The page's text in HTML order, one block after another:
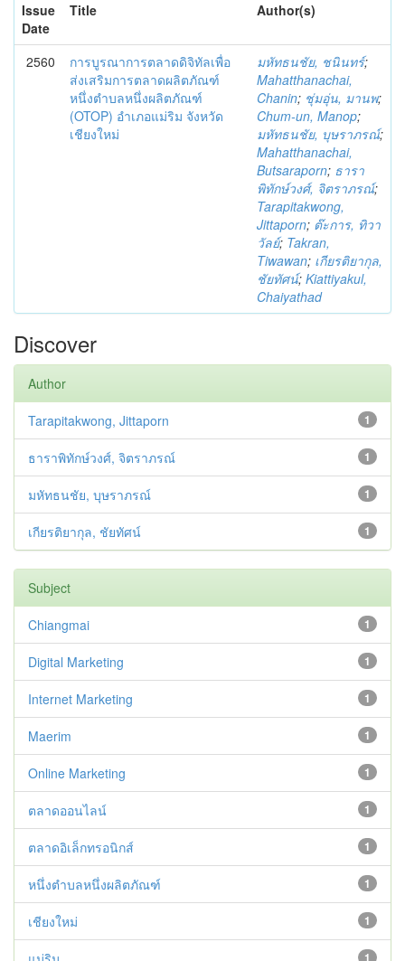
Issue
Date
Title Author(s)
2560
การบูรณาการตลาดดิจิทัลเพื่อ
ส่งเสริมการตลาดผลิตภัณฑ์
หนึ่งตำบลหนึ่งผลิตภัณฑ์
(OTOP) อำเภอแม่ริม จังหวัด
เชียงใหม่
มหัทธนชัย, ชนินทร์;
Mahatthanachai,
Chanin; ชุ่มอุ่น, มานพ;
Chum-un, Manop;
มหัทธนชัย, บุษราภรณ์;
Mahatthanachai,
Butsaraporn; ธารา
พิทักษ์วงศ์, จิตราภรณ์;
Tarapitakwong,
Jittaporn; ต๊ะการ, ทิวา
วัลย์; Takran,
Tiwawan; เกียรติยากุล,
ชัยทัศน์; Kiattiyakul,
Chaiyathad
Discover
Author
1
Tarapitakwong, Jittaporn
1
ธาราพิทักษ์วงศ์, จิตราภรณ์
1
มหัทธนชัย, บุษราภรณ์
1
เกียรติยากุล, ชัยทัศน์
Subject
1
Chiangmai
1
Digital Marketing
1
Internet Marketing
1
Maerim
1
Online Marketing
1
ตลาดออนไลน์
1
ตลาดอิเล็กทรอนิกส์
1
หนึ่งตำบลหนึ่งผลิตภัณฑ์
1
เชียงใหม่
1